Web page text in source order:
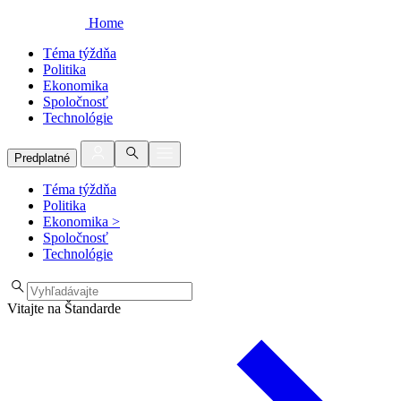
Home
Téma týždňa
Politika
Ekonomika
Spoločnosť
Technológie
Predplatné
Téma týždňa
Politika
Ekonomika >
Spoločnosť
Technológie
Vitajte na Štandarde